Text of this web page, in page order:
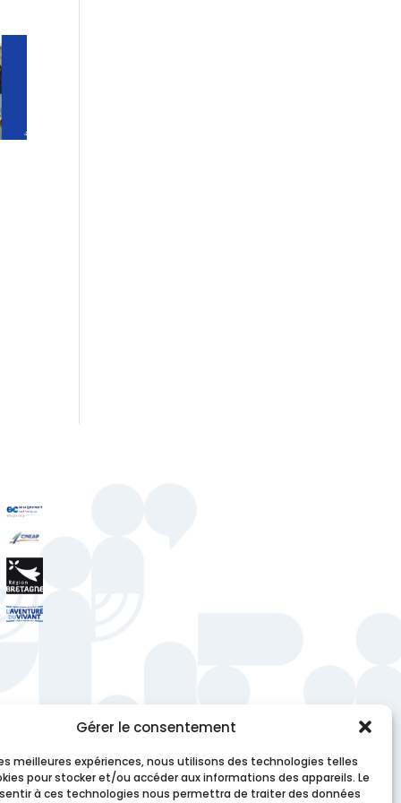
Gérer le consentement
meilleures expériences, nous utilisons des technologies telles
pour stocker et/ou accéder aux informations des appareils. Le
à ces technologies nous permettra de traiter des données